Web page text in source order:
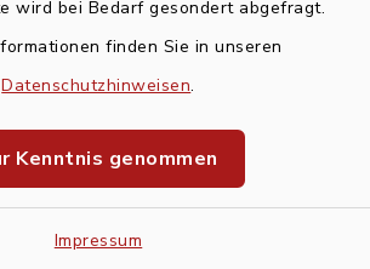
wird bei Bedarf gesondert abgefragt.
finden Sie in unseren
Datenschutzhinweisen.
Kenntnis genommen
Impressum
Barrierefreiheit
Impressum
Sitemap